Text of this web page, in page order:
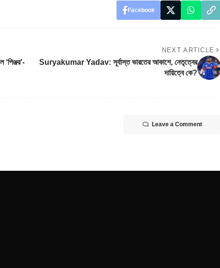
Facebook
NEXT ARTICLE
Suryakumar Yadav: সূর্যাস্ত ভারতের আকাশে, নেতৃত্বের
দায়িত্বে কে?
Leave a Comment